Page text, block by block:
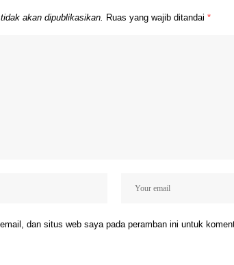
akan dipublikasikan. Ruas yang wajib ditandai *
dan situs web saya pada peramban ini untuk